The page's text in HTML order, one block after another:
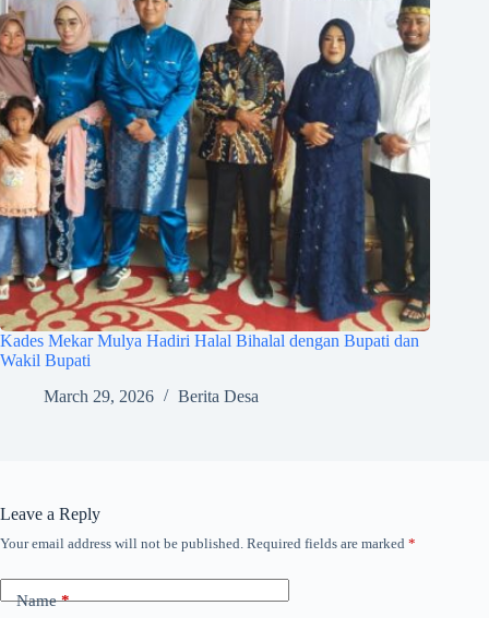
Kades Mekar Mulya Hadiri Halal Bihalal dengan Bupati dan
Wakil Bupati
March 29, 2026
Berita Desa
Leave a Reply
Your email address will not be published. Required fields are marked *
Name*